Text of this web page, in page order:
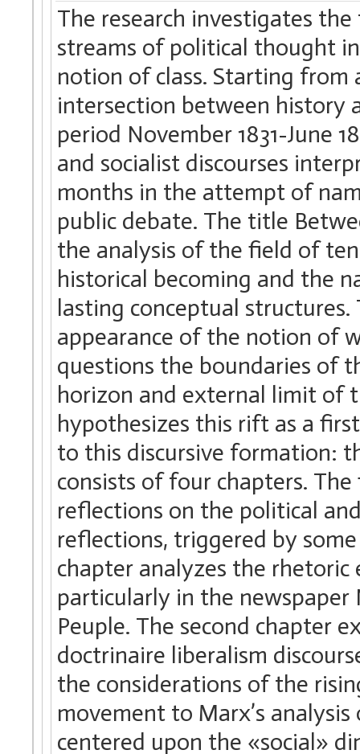
The research investigates
streams of political thought
notion of class. Starting
intersection between history
period November 1831-June
and socialist discourses
months in the attempt of
public debate. The title
the analysis of the field of
historical becoming and the
lasting conceptual
appearance of the notion of
questions the boundaries of
horizon and external limit of
hypothesizes this rift as a
to this discursive formation:
consists of four chapters.
reflections on the political
reflections, triggered by
chapter analyzes the rhetoric
particularly in the newspaper
Peuple. The second chapter
doctrinaire liberalism
the considerations of the
movement to Marx’s
centered upon the «social»